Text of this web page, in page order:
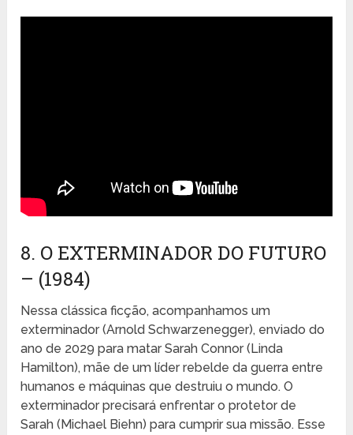
8. O EXTERMINADOR DO FUTURO
– (1984)
Nessa clássica ficção, acompanhamos um
exterminador (Arnold Schwarzenegger), enviado do
ano de 2029 para matar Sarah Connor (Linda
Hamilton), mãe de um líder rebelde da guerra entre
humanos e máquinas que destruiu o mundo. O
exterminador precisará enfrentar o protetor de
Sarah (Michael Biehn) para cumprir sua missão. Esse